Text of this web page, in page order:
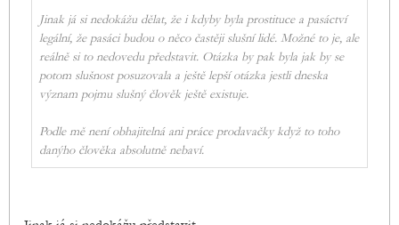
Jinak já si nedokážu dělat, že i kdyby byla prostituce a pasáctví
legální, že pasáci budou o něco častěji slušní lidé. Možné to je, ale
reálně si to nedovedu představit. Otázka by pak byla jak by se
potom slušnost posuzovala a ještě lepší otázka jestli dneska
význam pojmu slušný člověk ještě existuje.
Podle mě není obhajitelná ani práce prodavačky když to toho
danýho člověka absolutně nebaví.